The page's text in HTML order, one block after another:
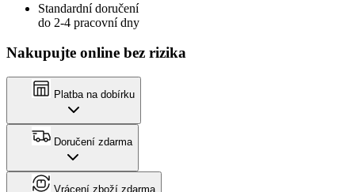
Standardní doručení
do 2-4 pracovní dny
Nakupujte online bez rizika
Platba na dobírku
Doručení zdarma
Vrácení zboží zdarma